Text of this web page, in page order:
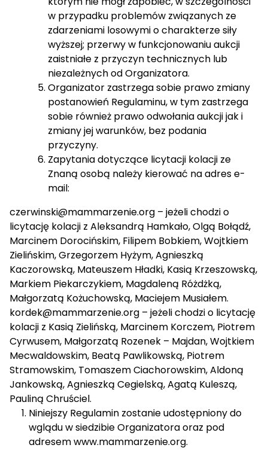
w przypadku problemów związanych ze
zdarzeniami losowymi o charakterze siły
wyższej; przerwy w funkcjonowaniu aukcji
zaistniałe z przyczyn technicznych lub
niezależnych od Organizatora.
Organizator zastrzega sobie prawo zmiany
postanowień Regulaminu, w tym zastrzega
sobie również prawo odwołania aukcji jak i
zmiany jej warunków, bez podania
przyczyny.
Zapytania dotyczące licytacji kolacji ze
Znaną osobą należy kierować na adres e-
mail:
czerwinski@mammarzenie.org – jeżeli chodzi o
licytację kolacji z Aleksandrą Hamkało, Olgą Bołądź,
Marcinem Dorocińskim, Filipem Bobkiem, Wojtkiem
Zielińskim, Grzegorzem Hyżym, Agnieszką
Kaczorowską, Mateuszem Hładki, Kasią Krzeszowską,
Markiem Piekarczykiem, Magdaleną Różdżką,
Małgorzatą Kożuchowską, Maciejem Musiałem.
kordek@mammarzenie.org – jeżeli chodzi o licytację
kolacji z Kasią Zielińską, Marcinem Korczem, Piotrem
Cyrwusem, Małgorzatą Rozenek – Majdan, Wojtkiem
Mecwaldowskim, Beatą Pawlikowską, Piotrem
Stramowskim, Tomaszem Ciachorowskim, Aldoną
Jankowską, Agnieszką Cegielską, Agatą Kuleszą,
Pauliną Chruściel.
Niniejszy Regulamin zostanie udostępniony do
wglądu w siedzibie Organizatora oraz pod
adresemwww.mammarzenie.org.